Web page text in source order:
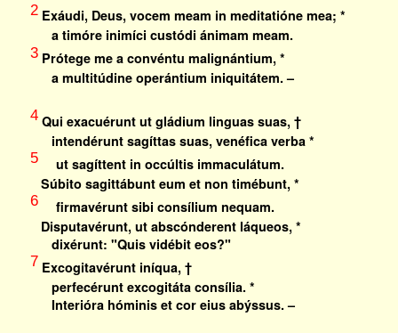
2Exáudi, Deus, vocem meam in meditatióne mea; *
a timóre inimíci custódi ánimam meam.
3Prótege me a convéntu malignántium, *
a multitúdine operántium iniquitátem. –
4Qui exacuérunt ut gládium linguas suas, †
intendérunt sagíttas suas, venéfica verba *
5ut sagíttent in occúltis immaculátum.
Súbito sagittábunt eum et non timébunt, *
6firmavérunt sibi consílium nequam.
Disputavérunt, ut abscónderent láqueos, *
dixérunt: "Quis vidébit eos?"
7 Excogitavérunt iníqua, †
perfecérunt excogitáta consília. *
Interióra hóminis et cor eius abýssus. –